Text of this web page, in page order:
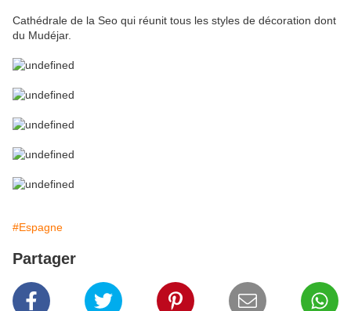
Cathédrale de la Seo qui réunit tous les styles de décoration dont
du Mudéjar.
#Espagne
Partager